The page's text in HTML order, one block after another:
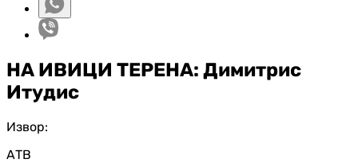
НА ИВИЦИ ТЕРЕНА: Димитрис
Итудис
Извор:
АТВ